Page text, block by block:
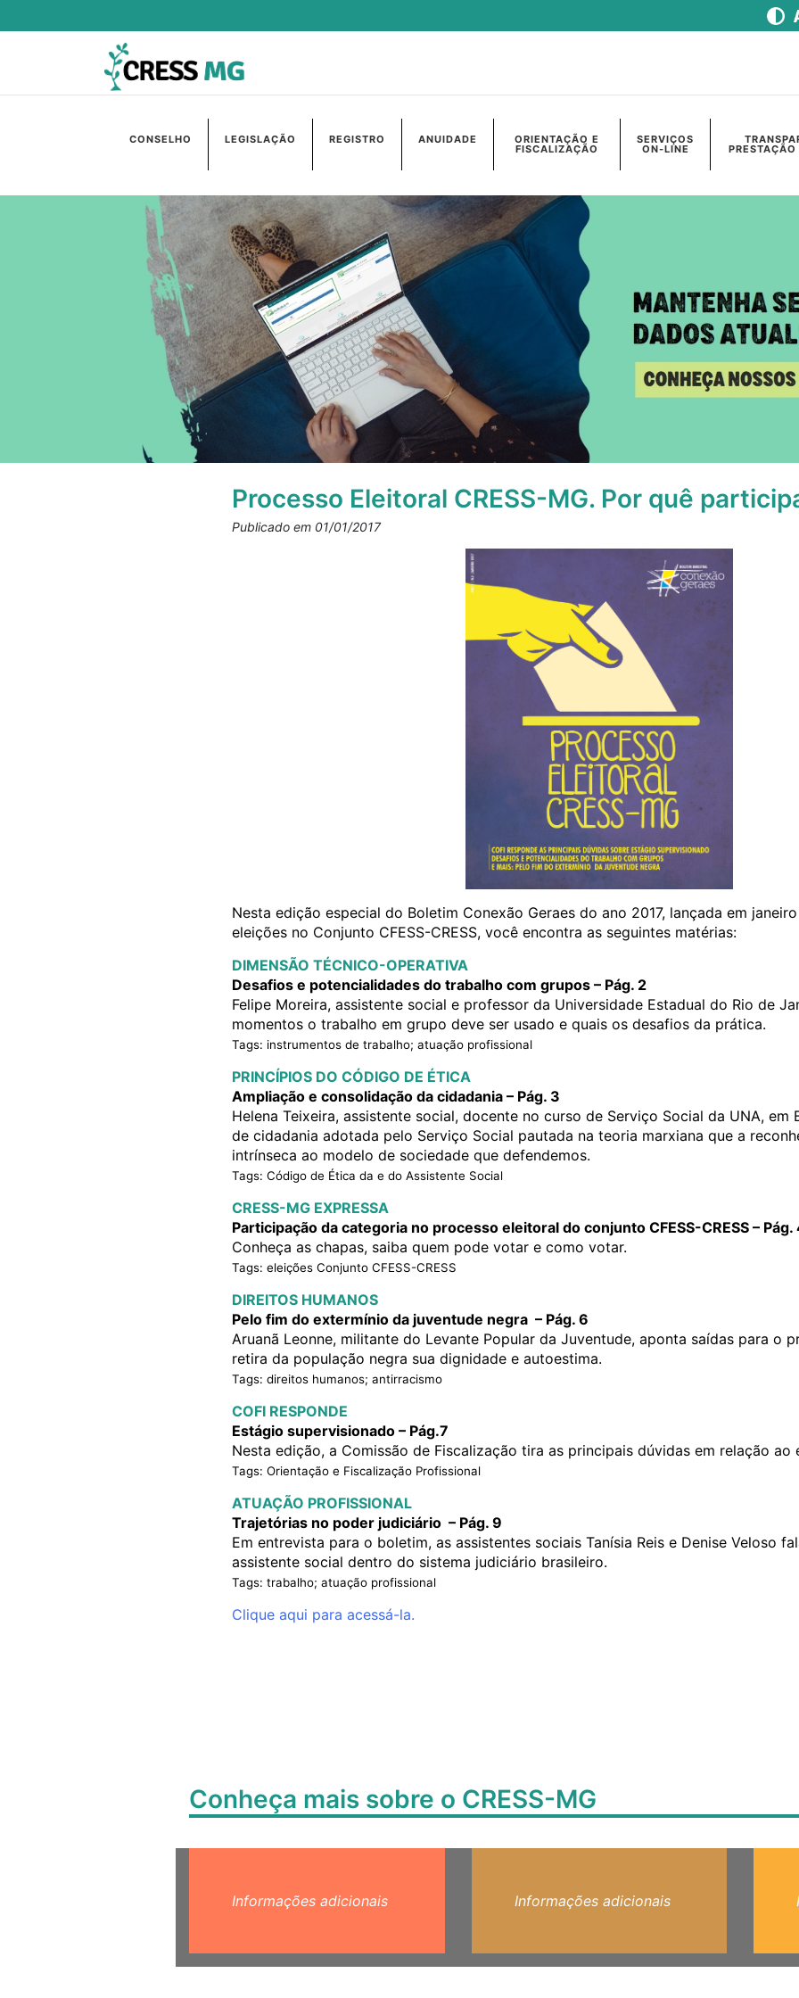
CONSELHO LEGISLAÇÃO REGISTRO ANUIDADE ORIENTAÇÃO E
FISCALIZAÇÃO
SERVIÇOS
ON-LINE
Processo Eleitoral CRESS-MG. Por quê
Publicado em 01/01/2017
Nesta edição especial do Boletim Conexão Geraes do ano 2017, lançada em
eleições no Conjunto CFESS-CRESS, você encontra as seguintes matérias:
DIMENSÃO TÉCNICO-OPERATIVA
Desafios e potencialidades do trabalho com grupos – Pág. 2
Felipe Moreira, assistente social e professor da Universidade Estadual do Rio de
momentos o trabalho em grupo deve ser usado e quais os desafios da prática.
Tags: instrumentos de trabalho; atuação profissional
PRINCÍPIOS DO CÓDIGO DE ÉTICA
Ampliação e consolidação da cidadania – Pág. 3
Helena Teixeira, assistente social, docente no curso de Serviço Social da UNA, em
de cidadania adotada pelo Serviço Social pautada na teoria marxiana que a
intrínseca ao modelo de sociedade que defendemos.
Tags: Código de Ética da e do Assistente Social
CRESS-MG EXPRESSA
Participação da categoria no processo eleitoral do conjunto CFESS-CRESS – Pág.
Conheça as chapas, saiba quem pode votar e como votar.
Tags: eleições Conjunto CFESS-CRESS
DIREITOS HUMANOS
Pelo fim do extermínio da juventude negra – Pág. 6
Aruanã Leonne, militante do Levante Popular da Juventude, aponta saídas para o
retira da população negra sua dignidade e autoestima.
Tags: direitos humanos; antirracismo
COFI RESPONDE
Estágio supervisionado – Pág.7
Nesta edição, a Comissão de Fiscalização tira as principais dúvidas em relação ao
Tags: Orientação e Fiscalização Profissional
ATUAÇÃO PROFISSIONAL
Trajetórias no poder judiciário – Pág. 9
Em entrevista para o boletim, as assistentes sociais Tanísia Reis e Denise Veloso
assistente social dentro do sistema judiciário brasileiro.
Tags: trabalho; atuação profissional
Clique aqui para acessá-la.
Conheça mais sobre o CRESS-MG
Informações adicionais Informações adicionais